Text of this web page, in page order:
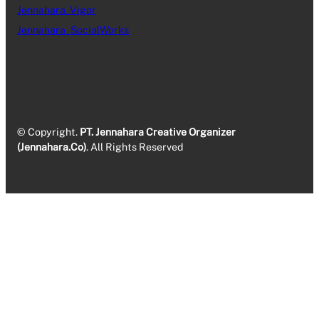
Jennahara_Vigor
Jennahara_SocialWorks
© Copyright. PT. Jennahara Creative Organizer
(Jennahara.Co). All Rights Reserved